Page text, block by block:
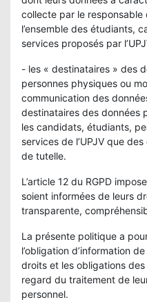
collecte par le responsable
l’ensemble des étudiants,
services proposés par
- les « destinataires » des
personnes physiques ou
communication des
destinataires des données
les candidats, étudiants,
services de l’UPJV que
de tutelle.
L’article 12 du RGPD
soient informées de leurs
transparente,
La présente politique a
l’obligation d’information
droits et les obligations
regard du traitement de
personnel.